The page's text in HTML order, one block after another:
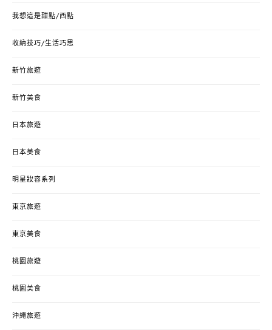
我想這是甜點/西點
收納技巧/生活巧思
新竹旅遊
新竹美食
日本旅遊
日本美食
明星妝容系列
東京旅遊
東京美食
桃園旅遊
桃園美食
沖繩旅遊